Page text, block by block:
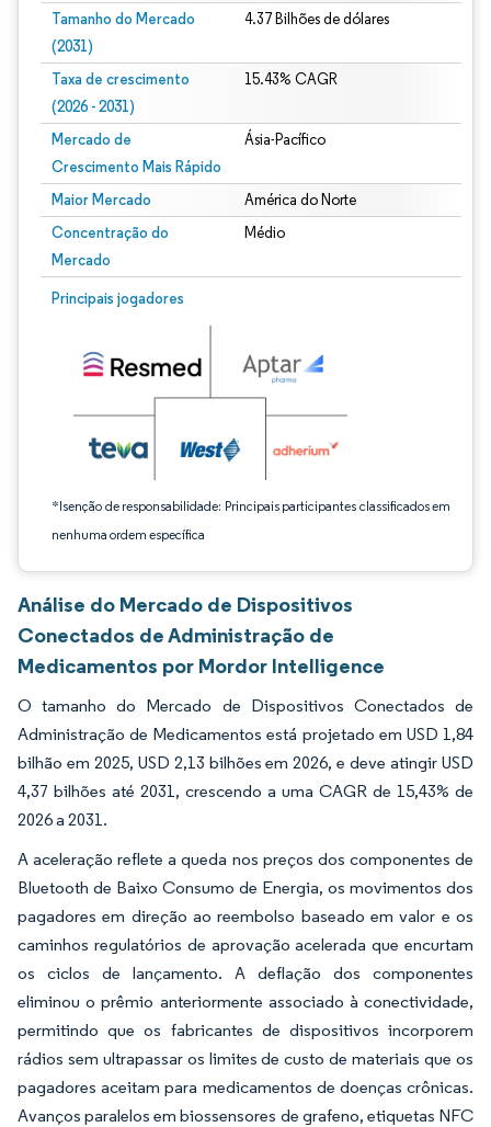
Tamanho do Mercado
(2031)
4.37 Bilhões de dólares
Taxa de crescimento
(2026 - 2031)
15.43% CAGR
Mercado de
Crescimento Mais Rápido
Ásia-Pacífico
Maior Mercado América do Norte
Concentração do
Mercado
Médio
Principais jogadores
*Isenção de responsabilidade: Principais participantes classificados em
nenhuma ordem específica
Imagem © Mordor Intelligence. O reuso requer atribuição conforme CC BY 4.0.
Análise do Mercado de Dispositivos
Conectados de Administração de
Medicamentos por Mordor Intelligence
O tamanho do Mercado de Dispositivos Conectados de
Administração de Medicamentos está projetado em USD 1,84
bilhão em 2025, USD 2,13 bilhões em 2026, e deve atingir USD
4,37 bilhões até 2031, crescendo a uma CAGR de 15,43% de
2026 a 2031.
A aceleração reflete a queda nos preços dos componentes de
Bluetooth de Baixo Consumo de Energia, os movimentos dos
pagadores em direção ao reembolso baseado em valor e os
caminhos regulatórios de aprovação acelerada que encurtam
os ciclos de lançamento. A deflação dos componentes
eliminou o prêmio anteriormente associado à conectividade,
permitindo que os fabricantes de dispositivos incorporem
rádios sem ultrapassar os limites de custo de materiais que os
pagadores aceitam para medicamentos de doenças crônicas.
Avanços paralelos em biossensores de grafeno, etiquetas NFC